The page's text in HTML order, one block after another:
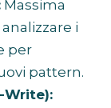
Massima
i
per
pattern.
Write):